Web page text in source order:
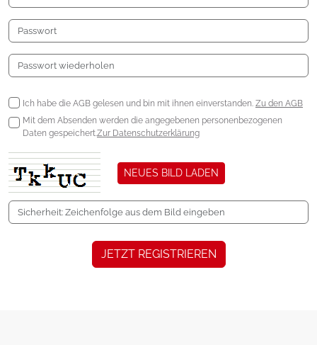
Ich habe die AGB gelesen und bin mit ihnen einverstanden. Zu den AGB
Mit dem Absenden werden die angegebenen personenbezogenen
Daten gespeichert.Zur Datenschutzerklärung
NEUES BILD LADEN
JETZT REGISTRIEREN